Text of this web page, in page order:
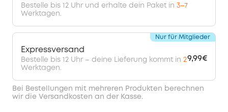
Bestelle bis 12 Uhr und erhalte dein Paket in 3–7
Werktagen.
Expressversand
Bestelle bis 12 Uhr – deine Lieferung kommt in 2
Werktagen.
9,99€
Nur für Mitglieder
Bei Bestellungen mit mehreren Produkten berechnen
wir die Versandkosten an der Kasse.